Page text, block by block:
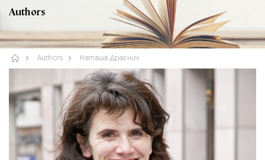
Authors
Authors Наташа Драгнич